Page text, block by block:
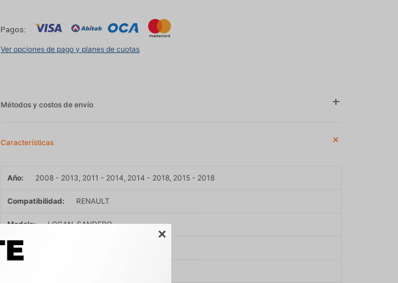

Pagos:
Ver opciones de pago y planes de cuotas
Métodos y costos de envío
Características
Año 2008 - 2013, 2011 - 2014, 2014 - 2018, 2015 - 2018
Compatibilidad RENAULT
Modelo LOGAN, SANDERO
Motor